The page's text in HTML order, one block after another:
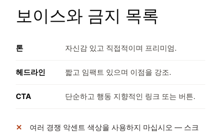
보이스와 금지 목록
톤 자신감 있고 직접적이며 프리미엄.
헤드라인 짧고 임팩트 있으며 이점을 강조.
CTA 단순하고 행동 지향적인 링크 또는 버튼.
여러 경쟁 악센트 색상을 사용하지 마십시오 — 스크